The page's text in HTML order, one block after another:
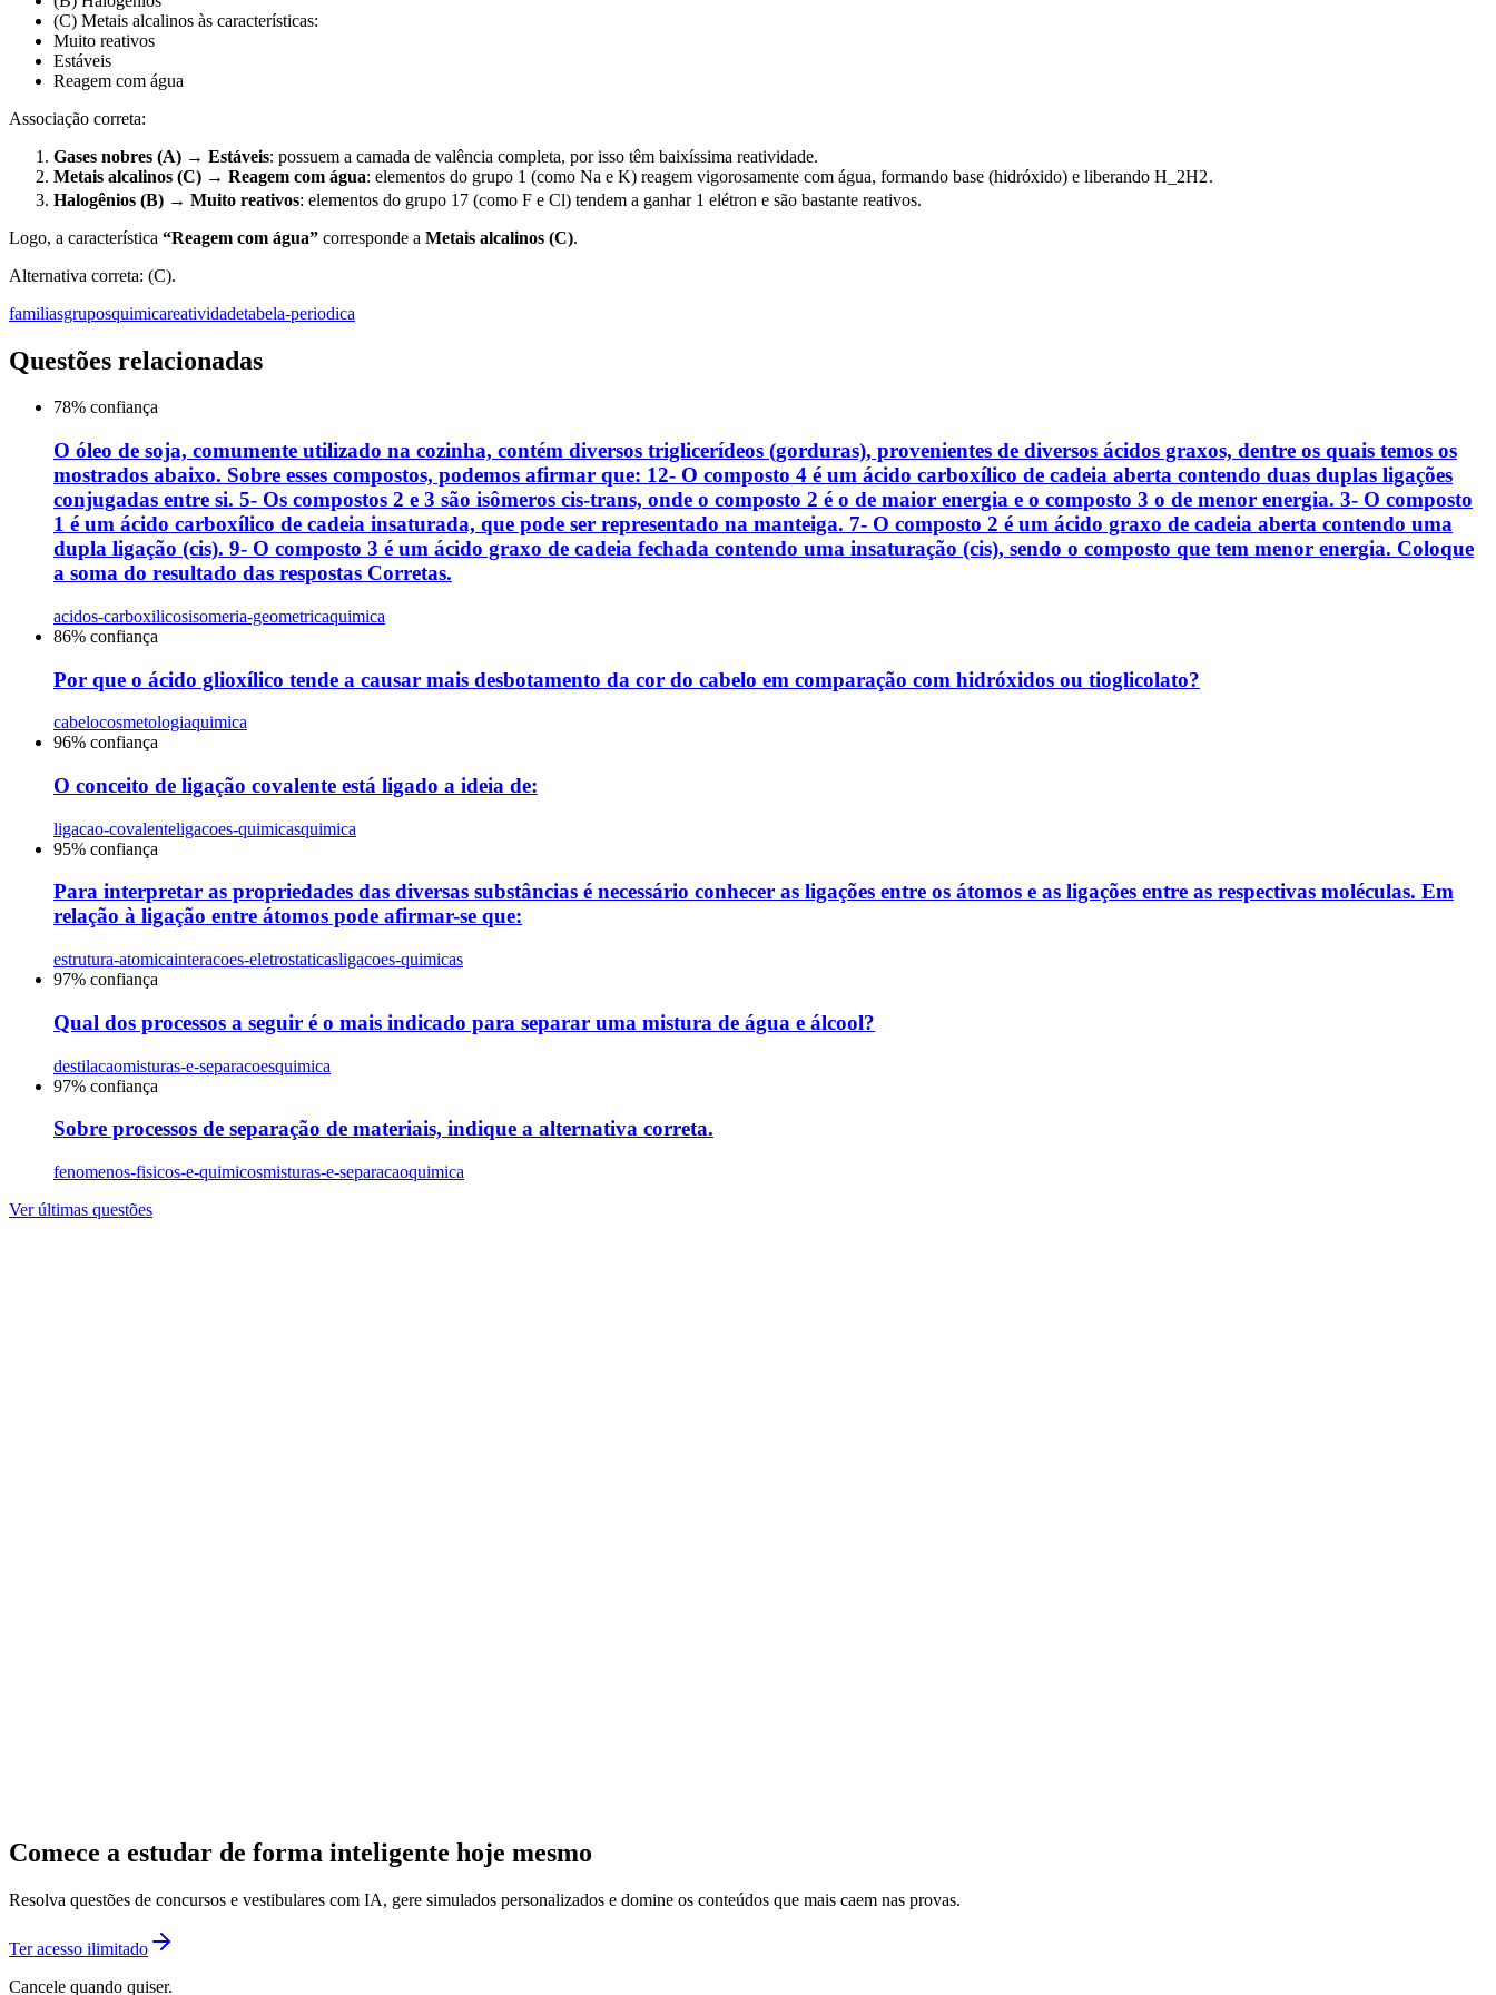
(C) Metais alcalinos às características:
Muito reativos
Estáveis
Reagem com água
Associação correta:
Gases nobres (A) → Estáveis: possuem a camada de valência completa, por isso têm baixíssima reatividade.
Metais alcalinos (C) → Reagem com água: elementos do grupo 1 (como Na e K) reagem vigorosamente com água, formando base (hidróxido) e liberando H_2H2.
Halogênios (B) → Muito reativos: elementos do grupo 17 (como F e Cl) tendem a ganhar 1 elétron e são bastante reativos.
Logo, a característica “Reagem com água” corresponde a Metais alcalinos (C).
Alternativa correta: (C).
familiasgruposquimicareatividadetabela-periodica
Questões relacionadas
78% confiança
O óleo de soja, comumente utilizado na cozinha, contém diversos triglicerídeos (gorduras), provenientes de diversos ácidos graxos, dentre os quais temos os
mostrados abaixo. Sobre esses compostos, podemos afirmar que: 12- O composto 4 é um ácido carboxílico de cadeia aberta contendo duas duplas ligações
conjugadas entre si. 5- Os compostos 2 e 3 são isômeros cis-trans, onde o composto 2 é o de maior energia e o composto 3 o de menor energia. 3- O composto
1 é um ácido carboxílico de cadeia insaturada, que pode ser representado na manteiga. 7- O composto 2 é um ácido graxo de cadeia aberta contendo uma
dupla ligação (cis). 9- O composto 3 é um ácido graxo de cadeia fechada contendo uma insaturação (cis), sendo o composto que tem menor energia. Coloque
a soma do resultado das respostas Corretas.
acidos-carboxilicosisomeria-geometricaquimica
86% confiança
Por que o ácido glioxílico tende a causar mais desbotamento da cor do cabelo em comparação com hidróxidos ou tioglicolato?
cabelocosmetologiaquimica
96% confiança
O conceito de ligação covalente está ligado a ideia de:
ligacao-covalenteligacoes-quimicasquimica
95% confiança
Para interpretar as propriedades das diversas substâncias é necessário conhecer as ligações entre os átomos e as ligações entre as respectivas moléculas. Em
relação à ligação entre átomos pode afirmar-se que:
estrutura-atomicainteracoes-eletrostaticasligacoes-quimicas
97% confiança
Qual dos processos a seguir é o mais indicado para separar uma mistura de água e álcool?
destilacaomisturas-e-separacoesquimica
97% confiança
Sobre processos de separação de materiais, indique a alternativa correta.
fenomenos-fisicos-e-quimicosmisturas-e-separacaoquimica
Ver últimas questões
Comece a estudar de forma inteligente hoje mesmo
Resolva questões de concursos e vestibulares com IA, gere simulados personalizados e domine os conteúdos que mais caem nas provas.
Ter acesso ilimitado
Cancele quando quiser.